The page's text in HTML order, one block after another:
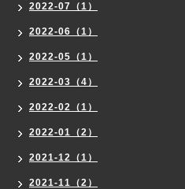
2022-07（1）
2022-06（1）
2022-05（1）
2022-03（4）
2022-02（1）
2022-01（2）
2021-12（1）
2021-11（2）